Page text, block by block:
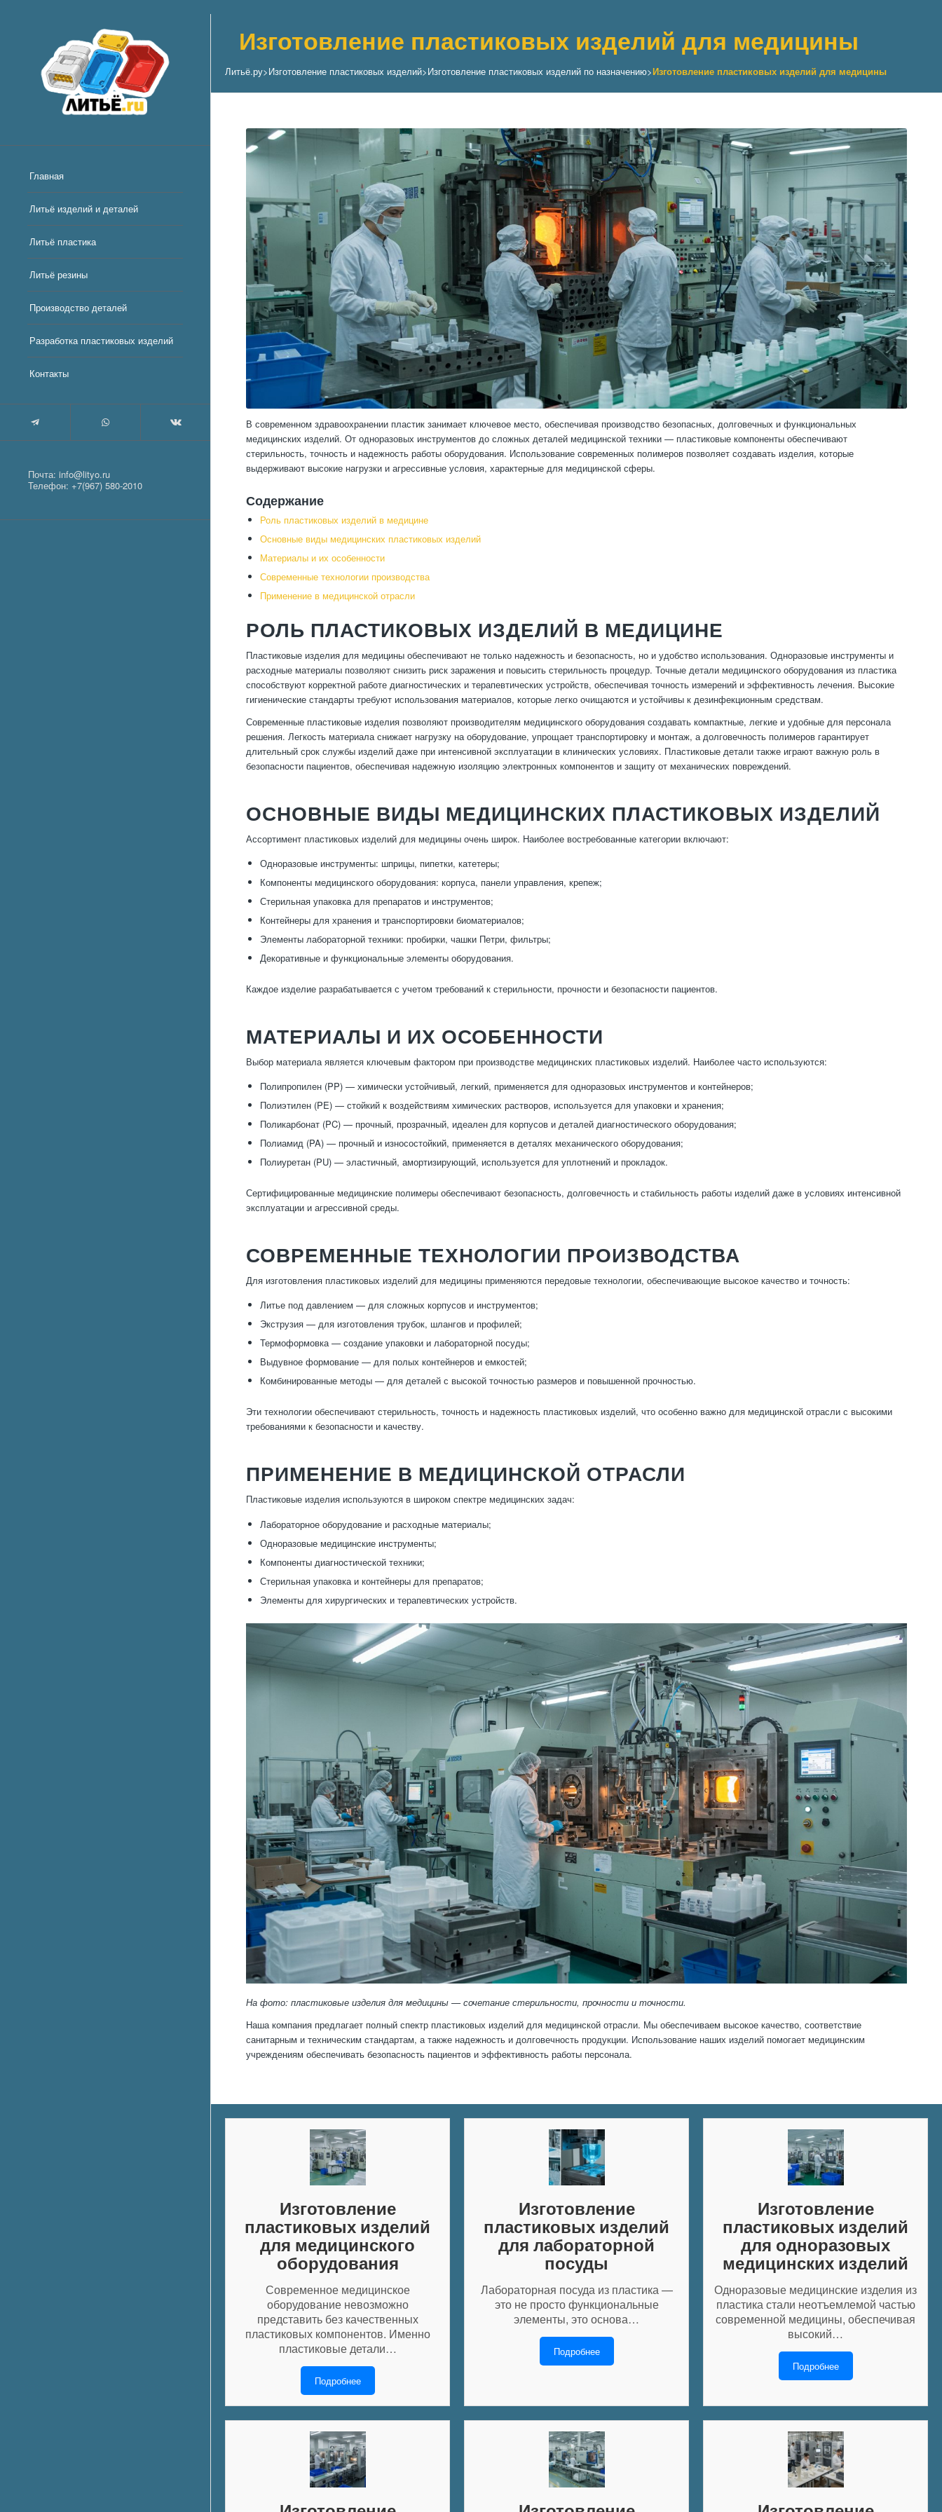
Главная
Литьё изделий и деталей
Литьё пластика
Литьё резины
Производство деталей
Разработка пластиковых изделий
Контакты
Почта: info@lityo.ru
Телефон: +7(967) 580-2010
Изготовление пластиковых изделий для медицины
Литьё.ру>Изготовление пластиковых изделий>Изготовление пластиковых изделий по назначению>Изготовление пластиковых изделий для медицины
В современном здравоохранении пластик занимает ключевое место, обеспечивая производство безопасных, долговечных и функциональных
медицинских изделий. От одноразовых инструментов до сложных деталей медицинской техники — пластиковые компоненты обеспечивают
стерильность, точность и надежность работы оборудования. Использование современных полимеров позволяет создавать изделия, которые
выдерживают высокие нагрузки и агрессивные условия, характерные для медицинской сферы.
Содержание
Роль пластиковых изделий в медицине
Основные виды медицинских пластиковых изделий
Материалы и их особенности
Современные технологии производства
Применение в медицинской отрасли
РОЛЬ ПЛАСТИКОВЫХ ИЗДЕЛИЙ В МЕДИЦИНЕ
Пластиковые изделия для медицины обеспечивают не только надежность и безопасность, но и удобство использования. Одноразовые инструменты и
расходные материалы позволяют снизить риск заражения и повысить стерильность процедур. Точные детали медицинского оборудования из пластика
способствуют корректной работе диагностических и терапевтических устройств, обеспечивая точность измерений и эффективность лечения. Высокие
гигиенические стандарты требуют использования материалов, которые легко очищаются и устойчивы к дезинфекционным средствам.
Современные пластиковые изделия позволяют производителям медицинского оборудования создавать компактные, легкие и удобные для персонала
решения. Легкость материала снижает нагрузку на оборудование, упрощает транспортировку и монтаж, а долговечность полимеров гарантирует
длительный срок службы изделий даже при интенсивной эксплуатации в клинических условиях. Пластиковые детали также играют важную роль в
безопасности пациентов, обеспечивая надежную изоляцию электронных компонентов и защиту от механических повреждений.
ОСНОВНЫЕ ВИДЫ МЕДИЦИНСКИХ ПЛАСТИКОВЫХ ИЗДЕЛИЙ
Ассортимент пластиковых изделий для медицины очень широк. Наиболее востребованные категории включают:
Одноразовые инструменты: шприцы, пипетки, катетеры;
Компоненты медицинского оборудования: корпуса, панели управления, крепеж;
Стерильная упаковка для препаратов и инструментов;
Контейнеры для хранения и транспортировки биоматериалов;
Элементы лабораторной техники: пробирки, чашки Петри, фильтры;
Декоративные и функциональные элементы оборудования.
Каждое изделие разрабатывается с учетом требований к стерильности, прочности и безопасности пациентов.
МАТЕРИАЛЫ И ИХ ОСОБЕННОСТИ
Выбор материала является ключевым фактором при производстве медицинских пластиковых изделий. Наиболее часто используются:
Полипропилен (PP) — химически устойчивый, легкий, применяется для одноразовых инструментов и контейнеров;
Полиэтилен (PE) — стойкий к воздействиям химических растворов, используется для упаковки и хранения;
Поликарбонат (PC) — прочный, прозрачный, идеален для корпусов и деталей диагностического оборудования;
Полиамид (PA) — прочный и износостойкий, применяется в деталях механического оборудования;
Полиуретан (PU) — эластичный, амортизирующий, используется для уплотнений и прокладок.
Сертифицированные медицинские полимеры обеспечивают безопасность, долговечность и стабильность работы изделий даже в условиях интенсивной
эксплуатации и агрессивной среды.
СОВРЕМЕННЫЕ ТЕХНОЛОГИИ ПРОИЗВОДСТВА
Для изготовления пластиковых изделий для медицины применяются передовые технологии, обеспечивающие высокое качество и точность:
Литье под давлением — для сложных корпусов и инструментов;
Экструзия — для изготовления трубок, шлангов и профилей;
Термоформовка — создание упаковки и лабораторной посуды;
Выдувное формование — для полых контейнеров и емкостей;
Комбинированные методы — для деталей с высокой точностью размеров и повышенной прочностью.
Эти технологии обеспечивают стерильность, точность и надежность пластиковых изделий, что особенно важно для медицинской отрасли с высокими
требованиями к безопасности и качеству.
ПРИМЕНЕНИЕ В МЕДИЦИНСКОЙ ОТРАСЛИ
Пластиковые изделия используются в широком спектре медицинских задач:
Лабораторное оборудование и расходные материалы;
Одноразовые медицинские инструменты;
Компоненты диагностической техники;
Стерильная упаковка и контейнеры для препаратов;
Элементы для хирургических и терапевтических устройств.
На фото: пластиковые изделия для медицины — сочетание стерильности, прочности и точности.
Наша компания предлагает полный спектр пластиковых изделий для медицинской отрасли. Мы обеспечиваем высокое качество, соответствие
санитарным и техническим стандартам, а также надежность и долговечность продукции. Использование наших изделий помогает медицинским
учреждениям обеспечивать безопасность пациентов и эффективность работы персонала.
Изготовление
пластиковых изделий
для медицинского
оборудования
Современное медицинское
оборудование невозможно
представить без качественных
пластиковых компонентов. Именно
пластиковые детали…
Подробнее
Изготовление
пластиковых изделий
для лабораторной
посуды
Лабораторная посуда из пластика —
это не просто функциональные
элементы, это основа…
Подробнее
Изготовление
пластиковых изделий
для одноразовых
медицинских изделий
Одноразовые медицинские изделия из
пластика стали неотъемлемой частью
современной медицины, обеспечивая
высокий…
Подробнее